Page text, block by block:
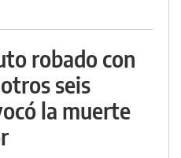
robado con
seis
la muerte